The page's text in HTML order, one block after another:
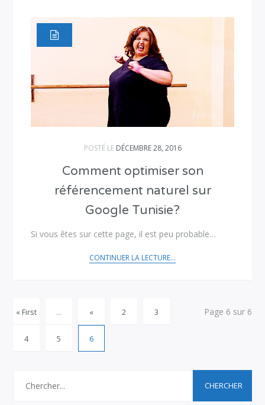
POSTÉ LE DÉCEMBRE 28, 2016
Comment optimiser son
référencement naturel sur
Google Tunisie?
Si vous êtes sur cette page, il est peu probable…
CONTINUER LA LECTURE...
Page 6 sur 6
« First ... « 2 3
4 5 6